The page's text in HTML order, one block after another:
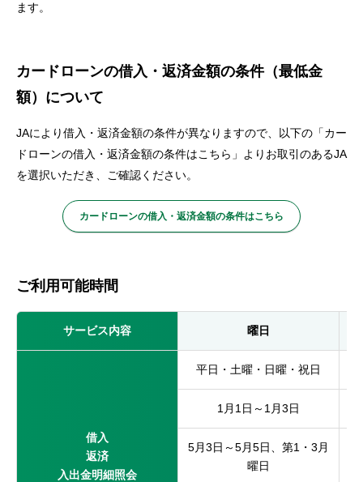
ます。
カードローンの借入・返済金額の条件（最低金
額）について
JAにより借入・返済金額の条件が異なりますので、以下の「カー
ドローンの借入・返済金額の条件はこちら」よりお取引のあるJA
を選択いただき、ご確認ください。
カードローンの借入・返済金額の条件はこちら
ご利用可能時間
サービス内容 曜日
借入
返済
入出金明細照会
平日・土曜・日曜・祝日
1月1日～1月3日
5月3日～5月5日、第1・3月
曜日